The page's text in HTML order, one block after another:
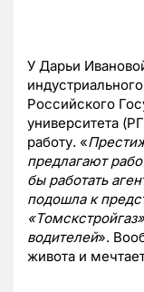
У Дарьи
Российского
университета
работу. «
предлагают
бы работать
подошла к
водителей».
живота и